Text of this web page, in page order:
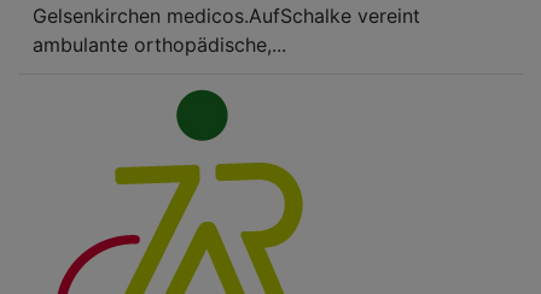
Gelsenkirchen medicos.AufSchalke vereint
ambulante orthopädische,...